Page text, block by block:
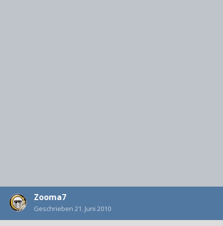
Zooma7
Geschrieben 21. Juni 2010